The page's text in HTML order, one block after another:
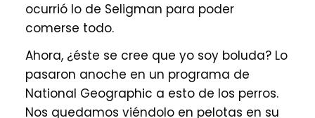
ocurrió lo de Seligman para poder
comerse todo.
Ahora, ¿éste se cree que yo soy boluda? Lo
pasaron anoche en un programa de
National Geographic a esto de los perros.
Nos quedamos viéndolo en pelotas en su